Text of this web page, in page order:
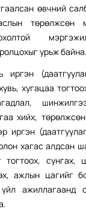
өвчний
төрөлжсөн
урьж байна.
хугацаа
хийх,
иргэн
хагас алдсан
тогтоох, сунгах,
ажлын цагийг
ажиллагаанд